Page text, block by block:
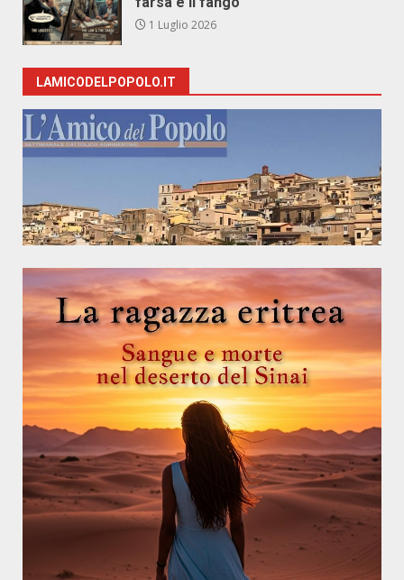
1 Luglio 2026
LAMICODELPOPOLO.IT